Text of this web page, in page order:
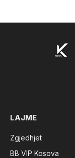
LAJME
Zgjedhjet
BB VIP Kosova